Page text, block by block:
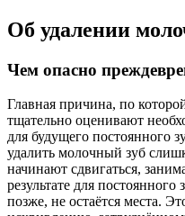
Об удалении
Чем опасно
Главная причина, по
тщательно оценивают
для будущего постоянного
удалить молочный зуб
начинают сдвигаться,
результате для
позже, не остаётся места.